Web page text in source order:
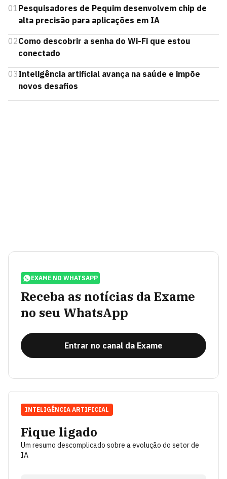
01Pesquisadores de Pequim desenvolvem chip de
alta precisão para aplicações em IA
02Como descobrir a senha do Wi-Fi que estou
conectado
03Inteligência artificial avança na saúde e impõe
novos desafios
EXAME NO WHATSAPP
Receba as notícias da Exame
no seu WhatsApp
Entrar no canal da Exame
Fique ligado
Um resumo descomplicado sobre a evolução do setor de
IA
INTELIGÊNCIA ARTIFICIAL